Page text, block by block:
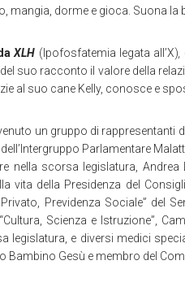
mangia, dorme e gioca. Suona la
XLH (Ipofosfatemia legata all’X)
suo racconto il valore della
al suo cane Kelly, conosce e
un gruppo di rappresentanti
Parlamentare
nella scorsa legislatura,
vita della Presidenza del
Previdenza Sociale” del
Scienza e Istruzione”,
legislatura, e diversi medici
Bambino Gesù e membro del